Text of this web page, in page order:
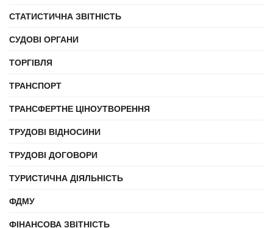
СТАТИСТИЧНА ЗВІТНІСТЬ
СУДОВІ ОРГАНИ
ТОРГІВЛЯ
ТРАНСПОРТ
ТРАНСФЕРТНЕ ЦІНОУТВОРЕННЯ
ТРУДОВІ ВІДНОСИНИ
ТРУДОВІ ДОГОВОРИ
ТУРИСТИЧНА ДІЯЛЬНІСТЬ
ФДМУ
ФІНАНСОВА ЗВІТНІСТЬ